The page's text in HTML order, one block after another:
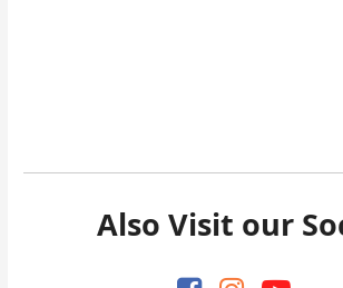
Also Visit our